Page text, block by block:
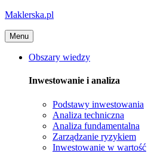
Maklerska.pl
Menu
Obszary wiedzy
Inwestowanie i analiza
Podstawy inwestowania
Analiza techniczna
Analiza fundamentalna
Zarządzanie ryzykiem
Inwestowanie w wartość